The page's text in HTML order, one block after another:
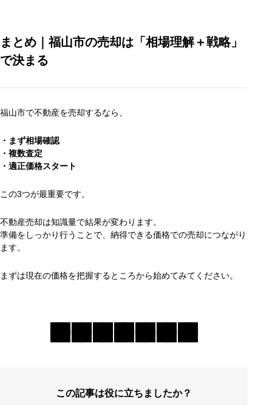
まとめ｜福山市の売却は「相場理解＋戦略」
で決まる
福山市で不動産を売却するなら、
・まず相場確認
・ 複数査定
・ 適正価格スタート
この3つが最重要です。
不動産売却は知識量で結果が変わります。
準備をしっかり行うことで、納得できる価格での売却につながり
ます。
まずは現在の価格を把握するところから始めてみてください。
この記事は役に立ちましたか？